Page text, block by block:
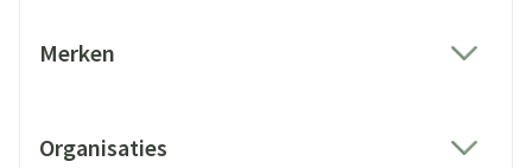
Merken
Organisaties